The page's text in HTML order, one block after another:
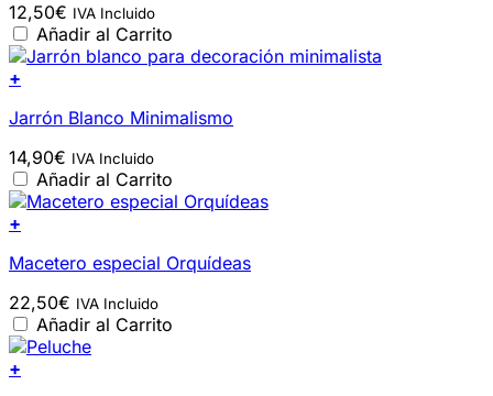
12,50€ IVA Incluido
Añadir al Carrito
+
Jarrón Blanco Minimalismo
14,90€ IVA Incluido
Añadir al Carrito
+
Macetero especial Orquídeas
22,50€ IVA Incluido
Añadir al Carrito
+